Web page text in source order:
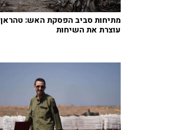
מתיחות סביב הפסקת האש: טהראן
עוצרת את השיחות